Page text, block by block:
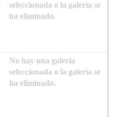
seleccionada o la galería se
ha eliminado.
No hay una galería
seleccionada o la galería se
ha eliminado.